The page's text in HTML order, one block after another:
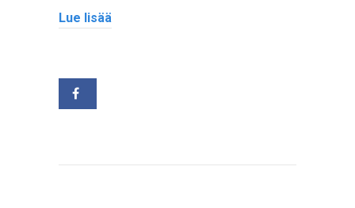
Lue lisää